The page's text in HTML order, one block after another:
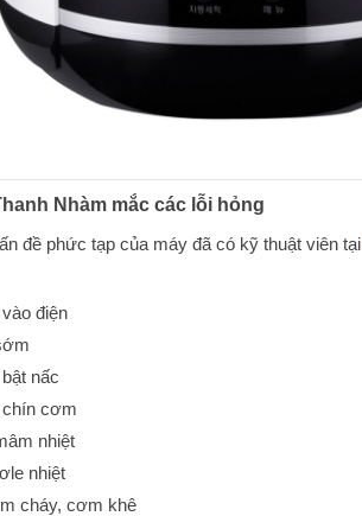
Nhàm mắc các lỗi hỏng
đề phức tạp của máy đã có kỹ thuật viên tại
điện
nấc
cơm
nhiệt
nhiệt
cháy, cơm khê